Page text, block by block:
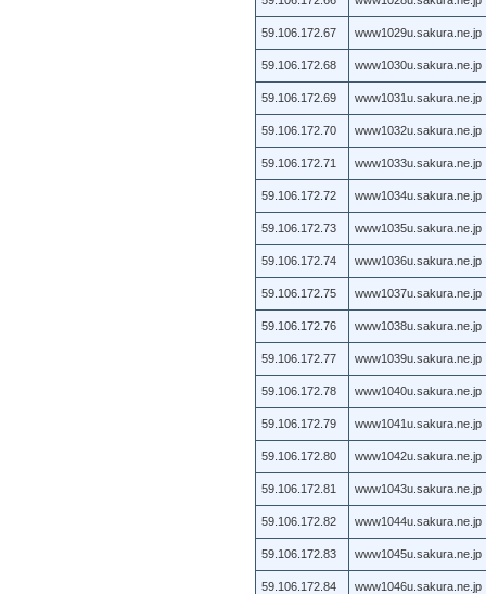
59.106.172.67 www1029u.sakura.ne.jp
59.106.172.68 www1030u.sakura.ne.jp
59.106.172.69 www1031u.sakura.ne.jp
59.106.172.70 www1032u.sakura.ne.jp
59.106.172.71 www1033u.sakura.ne.jp
59.106.172.72 www1034u.sakura.ne.jp
59.106.172.73 www1035u.sakura.ne.jp
59.106.172.74 www1036u.sakura.ne.jp
59.106.172.75 www1037u.sakura.ne.jp
59.106.172.76 www1038u.sakura.ne.jp
59.106.172.77 www1039u.sakura.ne.jp
59.106.172.78 www1040u.sakura.ne.jp
59.106.172.79 www1041u.sakura.ne.jp
59.106.172.80 www1042u.sakura.ne.jp
59.106.172.81 www1043u.sakura.ne.jp
59.106.172.82 www1044u.sakura.ne.jp
59.106.172.83 www1045u.sakura.ne.jp
59.106.172.84 www1046u.sakura.ne.jp